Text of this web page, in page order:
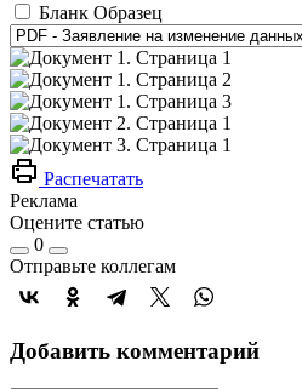
Бланк Образец
Распечатать
Реклама
Оцените статью
0
Отправьте коллегам
Добавить комментарий